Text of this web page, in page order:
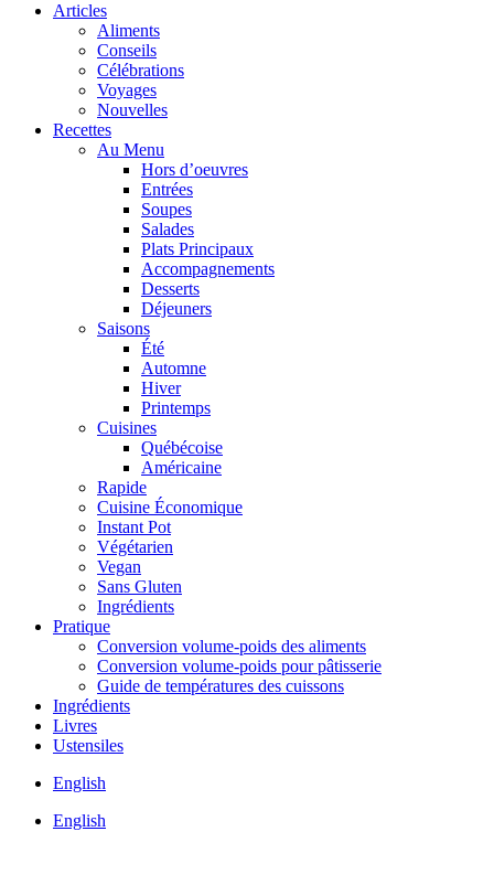
Articles
Aliments
Conseils
Célébrations
Voyages
Nouvelles
Recettes
Au Menu
Hors d’oeuvres
Entrées
Soupes
Salades
Plats Principaux
Accompagnements
Desserts
Déjeuners
Saisons
Été
Automne
Hiver
Printemps
Cuisines
Québécoise
Américaine
Rapide
Cuisine Économique
Instant Pot
Végétarien
Vegan
Sans Gluten
Ingrédients
Pratique
Conversion volume-poids des aliments
Conversion volume-poids pour pâtisserie
Guide de températures des cuissons
Ingrédients
Livres
Ustensiles
English
English